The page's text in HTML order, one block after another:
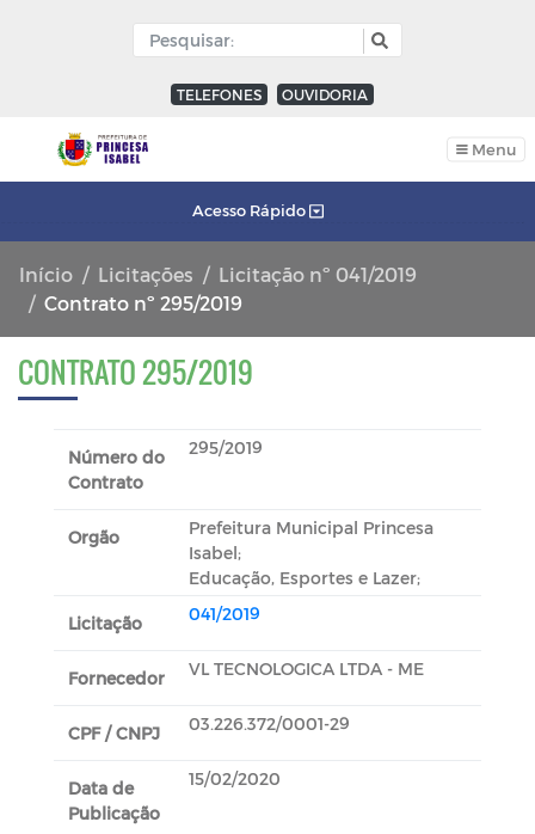
TELEFONES OUVIDORIA
Menu
Acesso Rápido
Início Licitações
Licitação nº 041/2019
Contrato nº 295/2019
CONTRATO 295/2019
Número do
Contrato
295/2019
Orgão
Prefeitura Municipal Princesa
Isabel;
Educação, Esportes e Lazer;
Licitação 041/2019
Fornecedor VL TECNOLOGICA LTDA - ME
CPF / CNPJ 03.226.372/0001-29
Data de
Publicação
15/02/2020